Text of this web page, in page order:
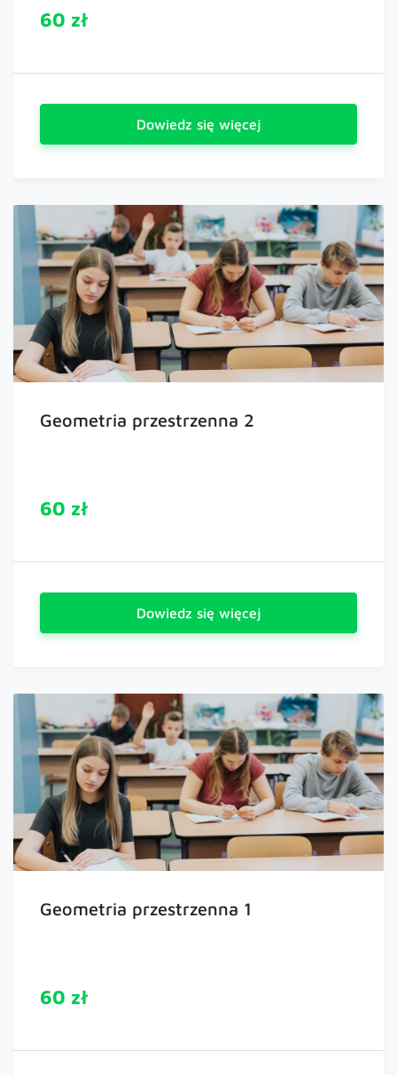
60 zł
Dowiedz się więcej
Geometria przestrzenna 2
60 zł
Dowiedz się więcej
Geometria przestrzenna 1
60 zł